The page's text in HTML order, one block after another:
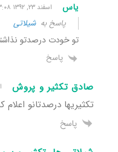
یاس اسفند ۲۳, ۱۳۹۲ ۳:۰۸ ب٫ظ
پاسخ بهشیلاتی
تو خودت درصدتو
پاسخ
صادق تکثیر و پروش
تکثیریها درصدتانو اعلام
پاسخ